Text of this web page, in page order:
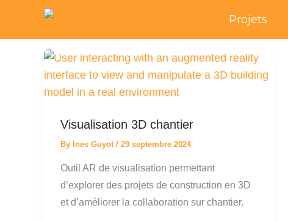
content
Projets
Visualisation 3D chantier
By Ines Guyot / 29 septembre 2024
Outil AR de visualisation permettant
d’explorer des projets de construction en 3D
et d’améliorer la collaboration sur chantier.